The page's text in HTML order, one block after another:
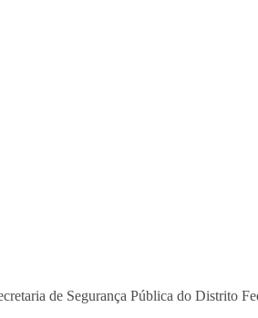
de Segurança Pública do Distrito